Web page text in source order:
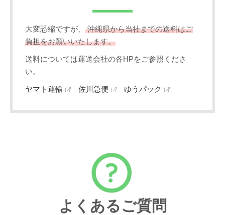
大変恐縮ですが、 沖縄県から当社までの送料はご
負担をお願いいたします。
送料については運送会社の各HPをご参照くださ
い。
ヤマト運輸 佐川急便 ゆうパック
よくあるご質問